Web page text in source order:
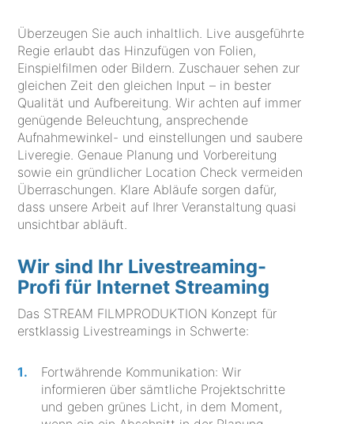
Überzeugen Sie auch inhaltlich. Live ausgeführte
Regie erlaubt das Hinzufügen von Folien,
Einspielfilmen oder Bildern. Zuschauer sehen zur
gleichen Zeit den gleichen Input – in bester
Qualität und Aufbereitung. Wir achten auf immer
genügende Beleuchtung, ansprechende
Aufnahmewinkel- und einstellungen und saubere
Liveregie. Genaue Planung und Vorbereitung
sowie ein gründlicher Location Check vermeiden
Überraschungen. Klare Abläufe sorgen dafür,
dass unsere Arbeit auf Ihrer Veranstaltung quasi
unsichtbar abläuft.
Wir sind Ihr Livestreaming-
Profi für Internet Streaming
Das STREAM FILMPRODUKTION Konzept für
erstklassig Livestreamings in Schwerte:
Fortwährende Kommunikation: Wir
informieren über sämtliche Projektschritte
und geben grünes Licht, in dem Moment,